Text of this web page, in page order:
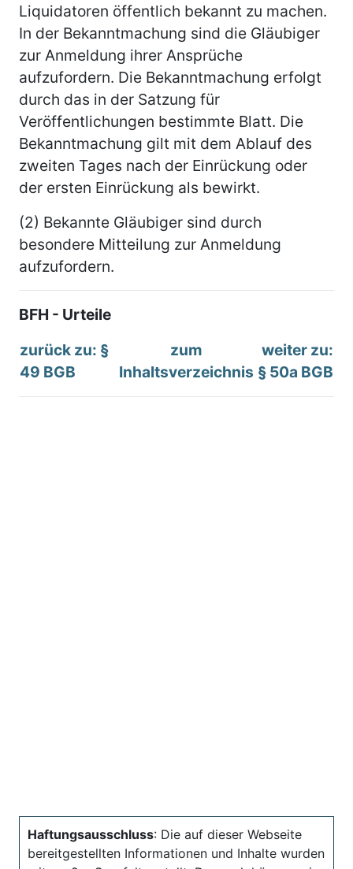
Liquidatoren öffentlich bekannt zu machen.
In der Bekanntmachung sind die Gläubiger
zur Anmeldung ihrer Ansprüche
aufzufordern. Die Bekanntmachung erfolgt
durch das in der Satzung für
Veröffentlichungen bestimmte Blatt. Die
Bekanntmachung gilt mit dem Ablauf des
zweiten Tages nach der Einrückung oder
der ersten Einrückung als bewirkt.
(2) Bekannte Gläubiger sind durch
besondere Mitteilung zur Anmeldung
aufzufordern.
BFH - Urteile
zurück zu: §
49 BGB
zum
Inhaltsverzeichnis
weiter zu:
§ 50a BGB
Haftungsausschluss: Die auf dieser Webseite
bereitgestellten Informationen und Inhalte wurden